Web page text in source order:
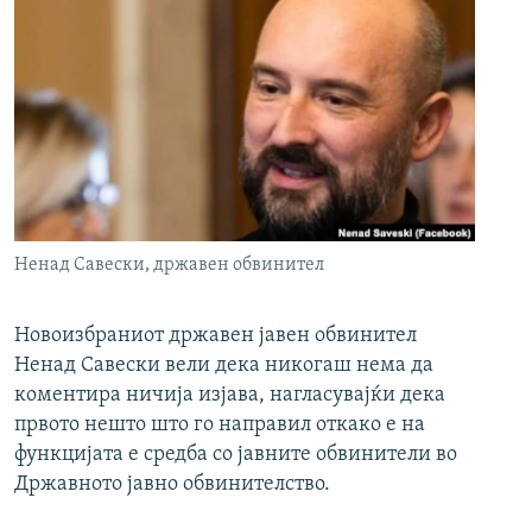
Ненад Савески, државен обвинител
Новоизбраниот државен јавен обвинител
Ненад Савески вели дека никогаш нема да
коментира ничија изјава, нагласувајќи дека
првото нешто што го направил откако е на
функцијата е средба со јавните обвинители во
Државното јавно обвинителство.